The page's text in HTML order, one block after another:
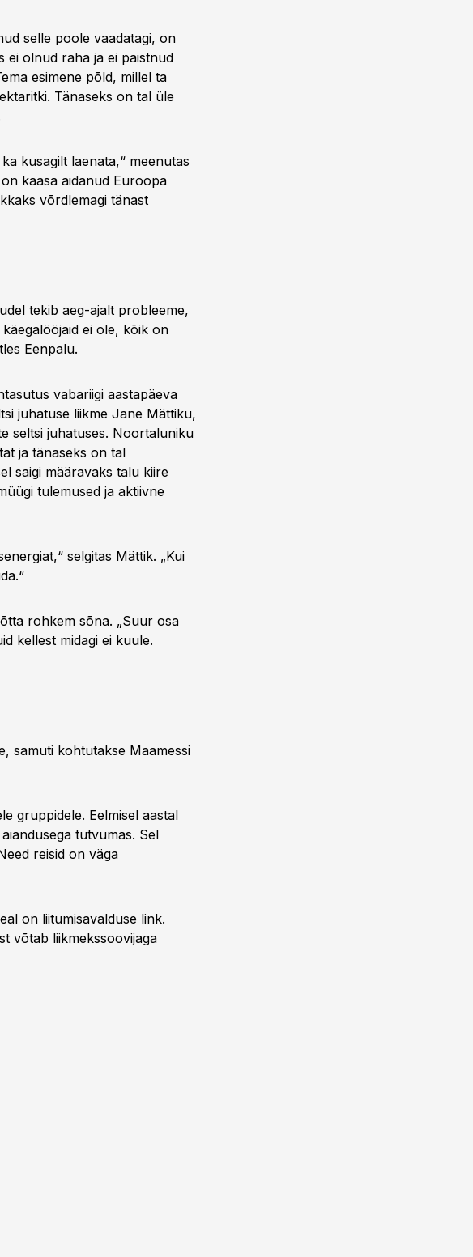
selle poole vaadatagi, on
ei olnud raha ja ei paistnud
esimene põld, millel ta
Tänaseks on tal üle
kusagilt laenata,“ meenutas
kaasa aidanud Euroopa
võrdlemagi tänast
tekib aeg-ajalt probleeme,
ei ole, kõik on
Eenpalu.
vabariigi aastapäeva
juhatuse liikme Jane Mättiku,
seltsi juhatuses. Noortaluniku
ja tänaseks on tal
saigi määravaks talu kiire
tulemused ja aktiivne
selgitas Mättik. „Kui
rohkem sõna. „Suur osa
kellest midagi ei kuule.
samuti kohtutakse Maamessi
gruppidele. Eelmisel aastal
tutvumas. Sel
reisid on väga
on liitumisavalduse link.
võtab liikmekssoovijaga